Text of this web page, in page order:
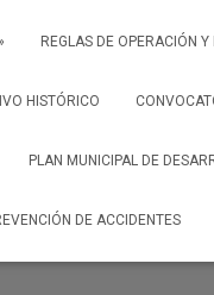
REGLAS DE OPERACIÓN
HISTÓRICO
PLAN MUNICIPAL DE
DE ACCIDENTES